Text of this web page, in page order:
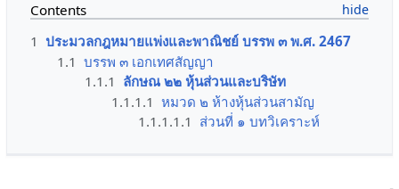
Contents
1 ประมวลกฎหมายแพ่งและพาณิชย์ บรรพ ๓ พ.ศ. 2467
1.1 บรรพ ๓ เอกเทศสัญญา
1.1.1 ลักษณ ๒๒ หุ้นส่วนและบริษัท
1.1.1.1 หมวด ๒ ห้างหุ้นส่วนสามัญ
1.1.1.1.1 ส่วนที่ ๑ บทวิเคราะห์